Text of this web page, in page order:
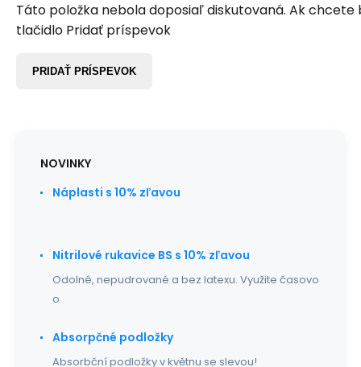
Táto položka nebola doposiaľ diskutovaná. Ak chcete
tlačidlo Pridať príspevok
PRIDAŤ PRÍSPEVOK
NOVINKY
Náplasti s 10% zľavou
Nitrilové rukavice BS s 10% zľavou
Odolné, nepudrované a bez latexu. Využite časovo
o
Absorpčné podložky
Absorbční podložky v květnu se slevou!